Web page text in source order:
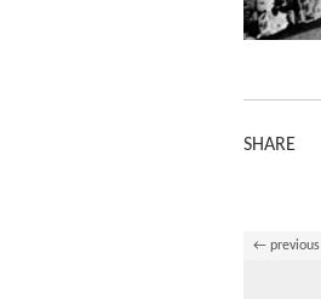
SHARE
← previous